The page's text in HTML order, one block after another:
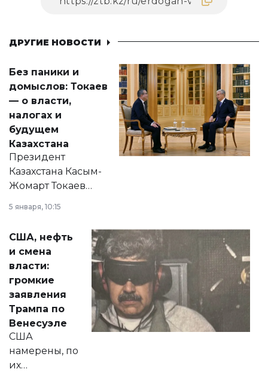
ДРУГИЕ НОВОСТИ
Без паники и
домыслов: Токаев
— о власти,
налогах и
будущем
Казахстана
Президент
Казахстана Касым-
Жомарт Токаев
сразу несколько
актуальных тем —
от слухов о
политических
реформах до
вопросов армии,
экономики и
личного здоровья.
5 января, 10:15
США, нефть
и смена
власти:
громкие
заявления
Трампа по
Венесуэле
США
намерены, по
их